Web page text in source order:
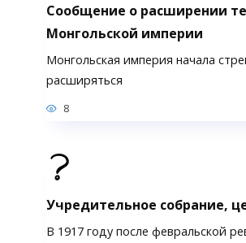
Сообщение о расширении
Монгольской империи
Монгольская империя начала
расширяться
8
Учредительное собрание,
В 1917 году после февральской